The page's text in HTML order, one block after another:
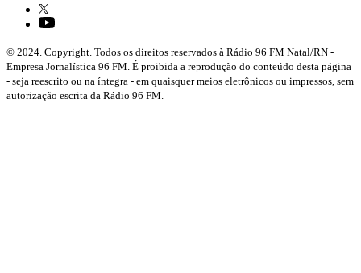
© 2024. Copyright. Todos os direitos reservados à Rádio 96 FM Natal/RN -
Empresa Jornalística 96 FM. É proibida a reprodução do conteúdo desta página
- seja reescrito ou na íntegra - em quaisquer meios eletrônicos ou impressos, sem
autorização escrita da Rádio 96 FM.